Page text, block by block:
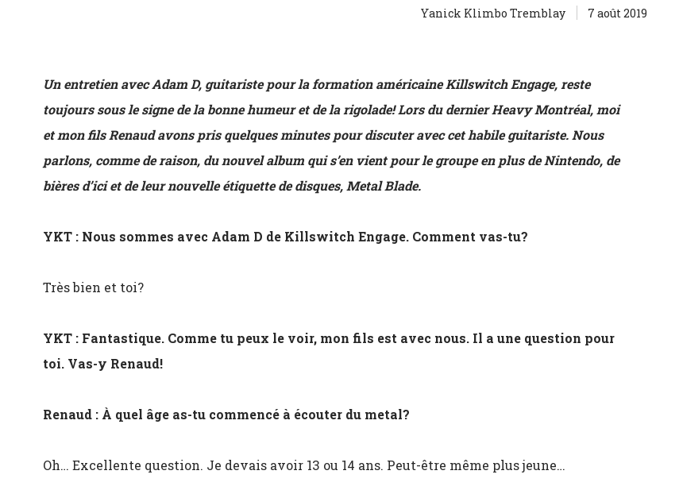
Yanick Klimbo Tremblay 7 août 2019
Un entretien avec Adam D, guitariste pour la formation américaine Killswitch Engage, reste
toujours sous le signe de la bonne humeur et de la rigolade! Lors du dernier Heavy Montréal, moi
et mon fils Renaud avons pris quelques minutes pour discuter avec cet habile guitariste. Nous
parlons, comme de raison, du nouvel album qui s’en vient pour le groupe en plus de Nintendo, de
bières d’ici et de leur nouvelle étiquette de disques, Metal Blade.
YKT : Nous sommes avec Adam D de Killswitch Engage. Comment vas-tu?
Très bien et toi?
YKT : Fantastique. Comme tu peux le voir, mon fils est avec nous. Il a une question pour
toi. Vas-y Renaud!
Renaud : À quel âge as-tu commencé à écouter du metal?
Oh… Excellente question. Je devais avoir 13 ou 14 ans. Peut-être même plus jeune…